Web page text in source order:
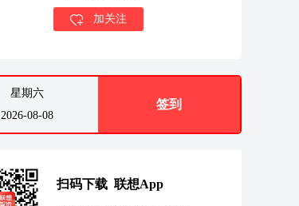
加关注
星期六
2026-08-08
签到
扫码下载 联想App